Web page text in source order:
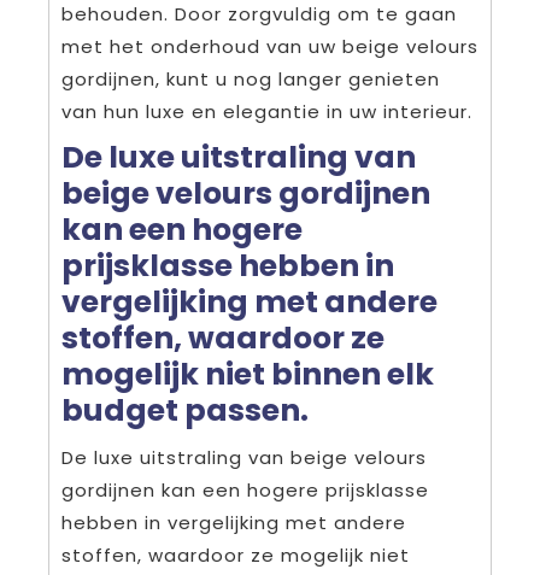
behouden. Door zorgvuldig om te gaan
met het onderhoud van uw beige velours
gordijnen, kunt u nog langer genieten
van hun luxe en elegantie in uw interieur.
De luxe uitstraling van
beige velours gordijnen
kan een hogere
prijsklasse hebben in
vergelijking met andere
stoffen, waardoor ze
mogelijk niet binnen elk
budget passen.
De luxe uitstraling van beige velours
gordijnen kan een hogere prijsklasse
hebben in vergelijking met andere
stoffen, waardoor ze mogelijk niet